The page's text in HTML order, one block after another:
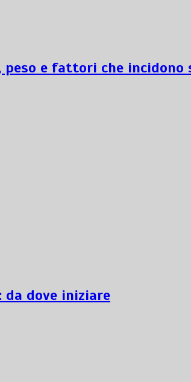
peso e fattori che incidono
da dove iniziare